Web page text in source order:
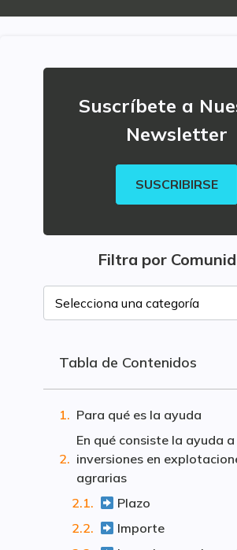
Suscríbete a
Newsletter
SUSCRIBIRSE
Filtra por
Tabla de Contenidos
Para qué es la ayuda
En qué consiste la ayuda a
inversiones en
agrarias
Plazo
Importe